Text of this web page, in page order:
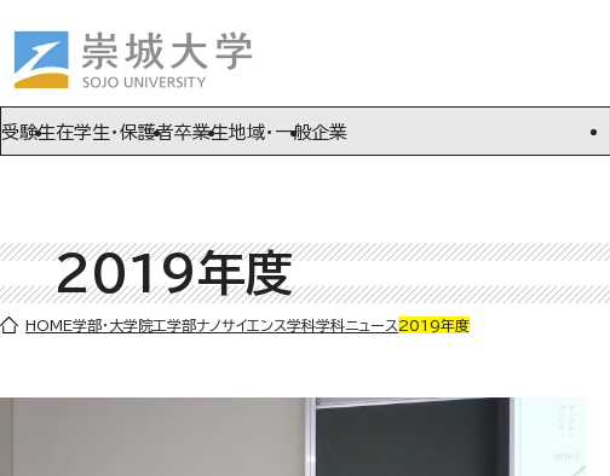
本文(c)へ
受験生在学生・保護者卒業生地域・一般企業
ここから本文です。
2019年度
HOME学部・大学院工学部ナノサイエンス学科学科ニュース 2019年度